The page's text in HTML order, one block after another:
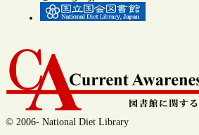
© 2006- National Diet Library